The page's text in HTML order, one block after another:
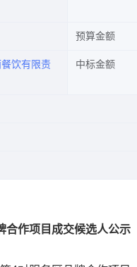
预算金额
饮有限责
中标金额
合作项目 成交候选人公示